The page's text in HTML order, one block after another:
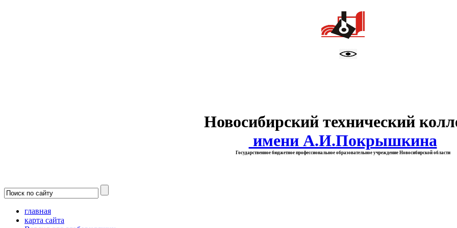
Новосибирский технический
имени А.И.Покрышкина
Государственное бюджетное профессиональное образовательное учреждение Новосибирской области
главная
карта сайта